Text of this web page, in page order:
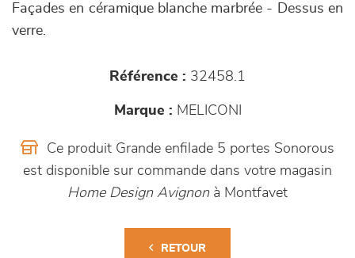
Façades en céramique blanche marbrée - Dessus en
verre.
Référence : 32458.1
Marque : MELICONI
Ce produit Grande enfilade 5 portes Sonorous
est disponible sur commande dans votre magasin
Home Design Avignonà Montfavet
RETOUR